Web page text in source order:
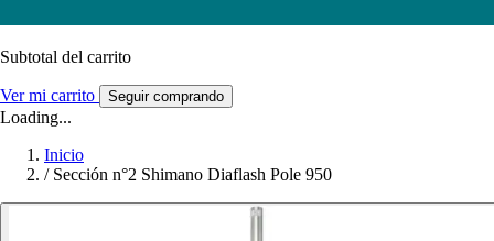
Subtotal del carrito
Ver mi carrito Seguir comprando
Loading...
Inicio
/ Sección n°2 Shimano Diaflash Pole 950